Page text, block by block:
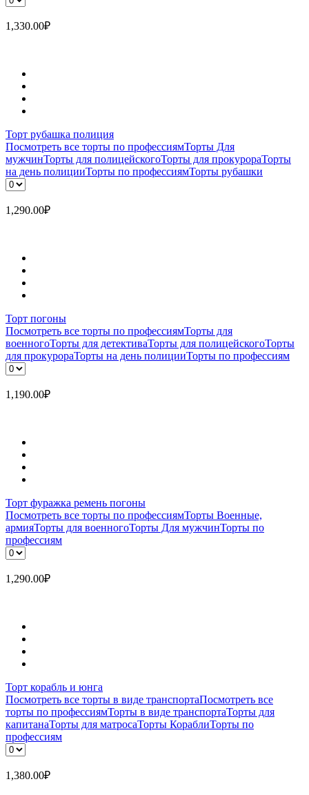
1,330.00₽
Торт рубашка полиция
Посмотреть все торты по профессиямТорты Для
мужчинТорты для полицейскогоТорты для прокурораТорты
на день полицииТорты по профессиямТорты рубашки
1,290.00₽
Торт погоны
Посмотреть все торты по профессиямТорты для
военногоТорты для детективаТорты для полицейскогоТорты
для прокурораТорты на день полицииТорты по профессиям
1,190.00₽
Торт фуражка ремень погоны
Посмотреть все торты по профессиямТорты Военные,
армияТорты для военногоТорты Для мужчинТорты по
профессиям
1,290.00₽
Торт корабль и юнга
Посмотреть все торты в виде транспортаПосмотреть все
торты по профессиямТорты в виде транспортаТорты для
капитанаТорты для матросаТорты КораблиТорты по
профессиям
1,380.00₽